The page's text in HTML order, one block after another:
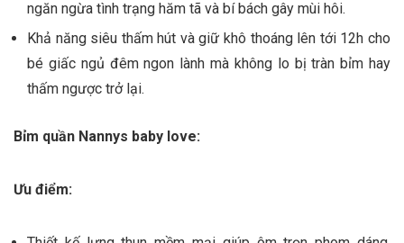
ngăn ngừa tình trạng hăm tã và bí bách gây mùi hôi.
Khả năng siêu thấm hút và giữ khô thoáng lên tới 12h cho
bé giấc ngủ đêm ngon lành mà không lo bị tràn bỉm hay
thấm ngược trở lại.
Bỉm quần Nannys baby love:
Ưu điểm: